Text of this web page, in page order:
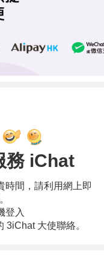
務 iChat
時間，請利用網上即
登入
3iChat 大使聯絡。